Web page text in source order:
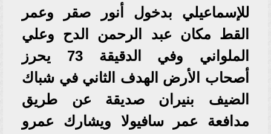
للإسماعيلي بدخول أنور صقر وعمر
القط مكان عبد الرحمن الدح وعلي
الملواني وفي الدقيقة 73 يحرز
أصحاب الأرض الهدف الثاني في شباك
الضيف بنيران صديقة عن طريق
مدافعة عمر سافيولا ويشارك عمرو